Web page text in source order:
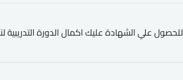
للحصول علي الشهادة عليك اكمال الدورة التدريبية